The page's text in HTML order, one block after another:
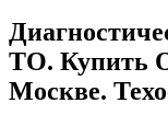
ТО. Купить
Москве.